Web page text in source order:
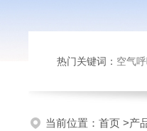
热门关键词： 空气
当前位置： 首页 >产